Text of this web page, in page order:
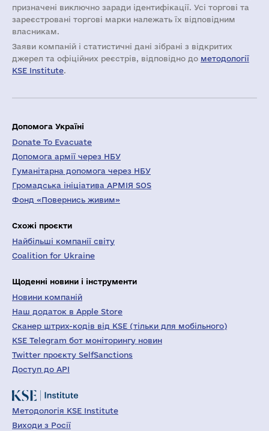
призначені виключно заради ідентифікації. Усі торгові та
зареєстровані торгові марки належать їх відповідним
власникам.
Заяви компаній i статистичні дані зібрані з відкритих
джерел та офіційних реєстрів, відповідно до методології
KSE Institute.
Допомога Україні
Donate To Evacuate
Допомога армії через НБУ
Гуманітарна допомога через НБУ
Громадська ініціатива АРМІЯ SOS
Фонд «Повернись живим»
Схожі проєкти
Найбільші компанії світу
Coalition for Ukraine
Щоденні новини і інструменти
Новини компаній
Наш додаток в Apple Store
Сканер штрих-кодів від KSE (тільки для мобільного)
KSE Telegram бот моніторингу новин
Twitter проєкту SelfSanctions
Доступ до API
Методологія KSE Institute
Виходи з Росії